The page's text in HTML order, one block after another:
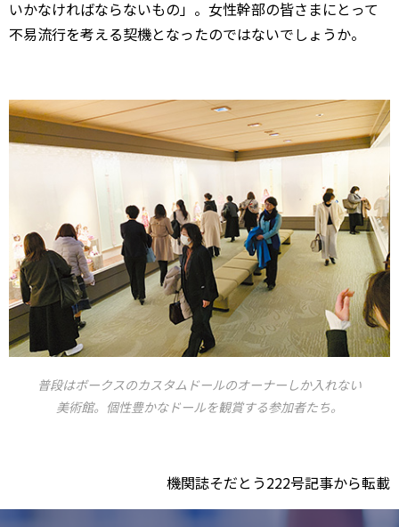
いかなければならないもの」。女性幹部の皆さまにとって
不易流行を考える契機となったのではないでしょうか。
普段はボークスのカスタムドールのオーナーしか入れない
美術館。個性豊かなドールを観賞する参加者たち。
機関誌そだとう222号記事から転載